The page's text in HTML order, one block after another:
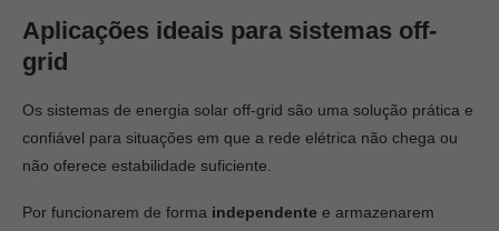
Aplicações ideais para sistemas off-
grid
Os sistemas de energia solar off-grid são uma solução prática e
confiável para situações em que a rede elétrica não chega ou
não oferece estabilidade suficiente.
Por funcionarem de forma independente e armazenarem